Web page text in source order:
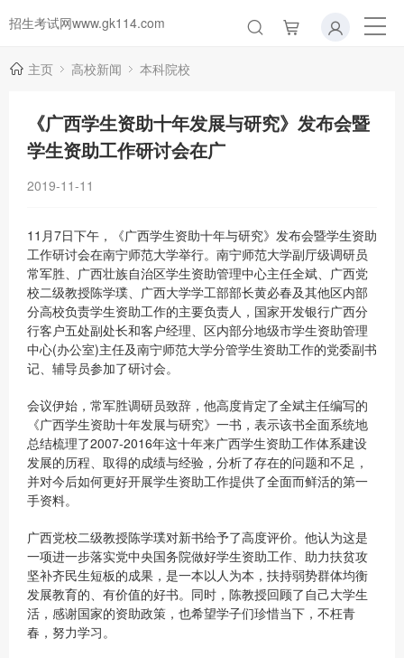
招生考试网www.gk114.com
主页 高校新闻 本科院校
《广西学生资助十年发展与研究》发布会暨
学生资助工作研讨会在广
2019-11-11
11月7日下午，《广西学生资助十年与研究》发布会暨学生资助
工作研讨会在南宁师范大学举行。南宁师范大学副厅级调研员
常军胜、广西壮族自治区学生资助管理中心主任全斌、广西党
校二级教授陈学璞、广西大学学工部部长黄必春及其他区内部
分高校负责学生资助工作的主要负责人，国家开发银行广西分
行客户五处副处长和客户经理、区内部分地级市学生资助管理
中心(办公室)主任及南宁师范大学分管学生资助工作的党委副书
记、辅导员参加了研讨会。
会议伊始，常军胜调研员致辞，他高度肯定了全斌主任编写的
《广西学生资助十年发展与研究》一书，表示该书全面系统地
总结梳理了2007-2016年这十年来广西学生资助工作体系建设
发展的历程、取得的成绩与经验，分析了存在的问题和不足，
并对今后如何更好开展学生资助工作提供了全面而鲜活的第一
手资料。
广西党校二级教授陈学璞对新书给予了高度评价。他认为这是
一项进一步落实党中央国务院做好学生资助工作、助力扶贫攻
坚补齐民生短板的成果，是一本以人为本，扶持弱势群体均衡
发展教育的、有价值的好书。同时，陈教授回顾了自己大学生
活，感谢国家的资助政策，也希望学子们珍惜当下，不枉青
春，努力学习。